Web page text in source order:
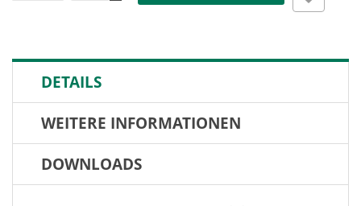
DETAILS
WEITERE INFORMATIONEN
DOWNLOADS